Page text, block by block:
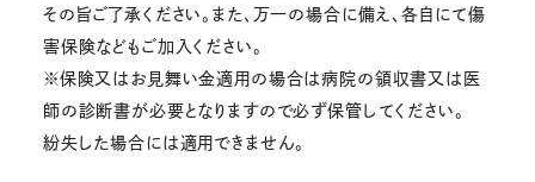
その旨ご了承ください。また、万一の場合に備え、各自にて傷
害保険などもご加入ください。
※保険又はお見舞い金適用の場合は病院の領収書又は医
師の診断書が必要となりますので必ず保管してください。
紛失した場合には適用できません。